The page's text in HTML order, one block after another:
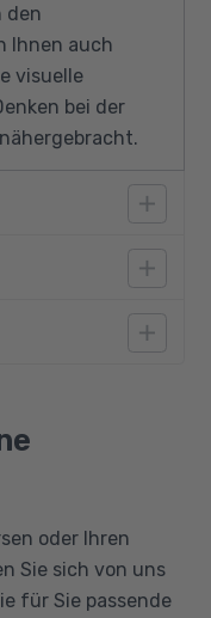
den
Ihnen auch
visuelle
bei der
räumliches
Kurs.
praktische
oder Ihren
Sie sich von uns
für Sie passende